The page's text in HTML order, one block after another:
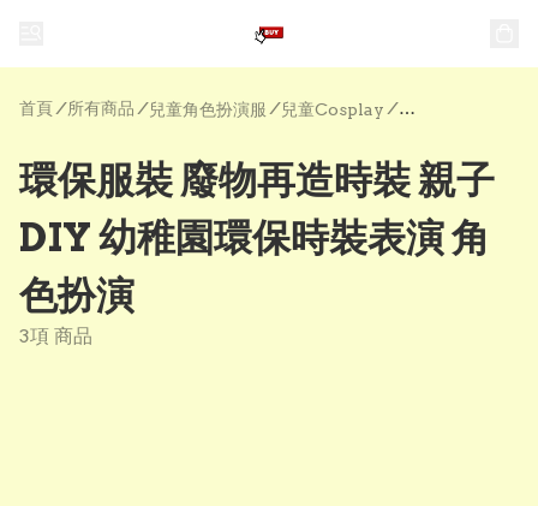
首頁/ 所有商品 / 兒童角色扮演服 / 兒童Cosplay /
環保服裝 廢物再造時裝 親子
DIY 幼稚園環保時裝表演 角
色扮演
3項 商品